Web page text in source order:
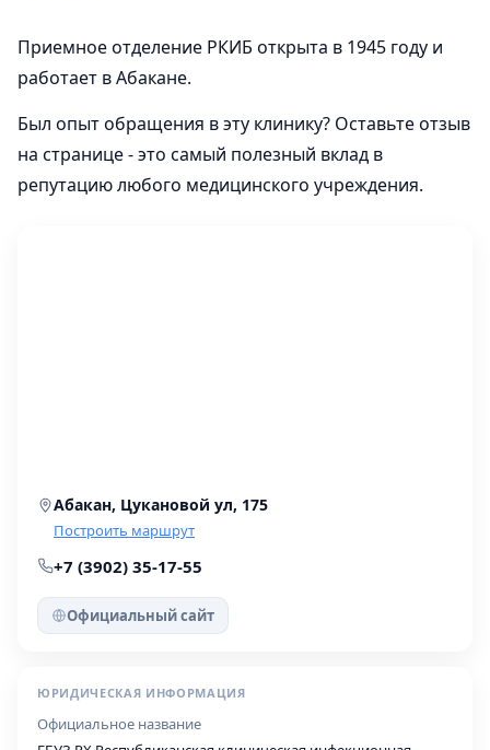
Приемное отделение РКИБ открыта в 1945 году и
работает в Абакане.
Был опыт обращения в эту клинику? Оставьте отзыв
на странице - это самый полезный вклад в
репутацию любого медицинского учреждения.
Абакан, Цукановой ул, 175
Построить маршрут
+7 (3902) 35-17-55
Официальный сайт
ЮРИДИЧЕСКАЯ ИНФОРМАЦИЯ
Официальное название